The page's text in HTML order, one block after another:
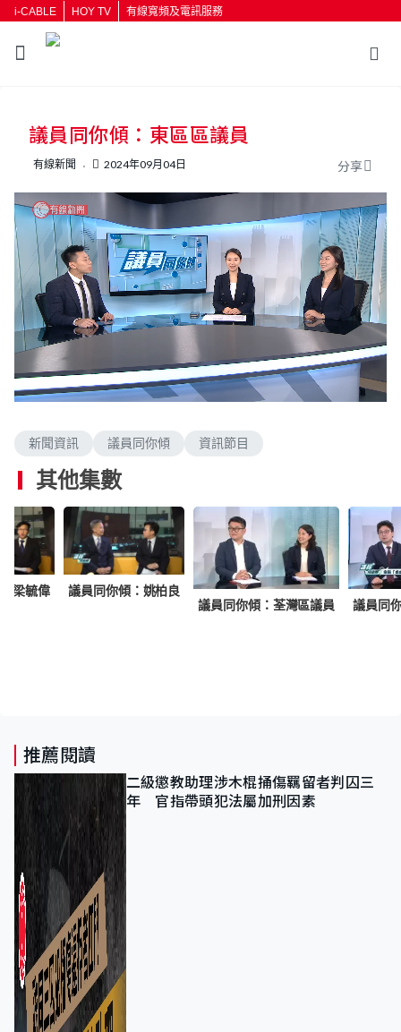
i-CABLE HOY TV 有線寬頻及電訊服務
按輸入鍵開始搜尋
議員同你傾：東區區議員
有線新聞 2024年09月04日 分享
U
n
L
o
d
.
7
%
新聞資訊 議員同你傾 資訊節目
其他集數
梁毓偉
議員同你傾：姚柏良
議員同你傾：荃灣區議員
議員同
推薦閱讀
二級懲教助理涉木棍捅傷羈留者判囚三
年 官指帶頭犯法屬加刑因素